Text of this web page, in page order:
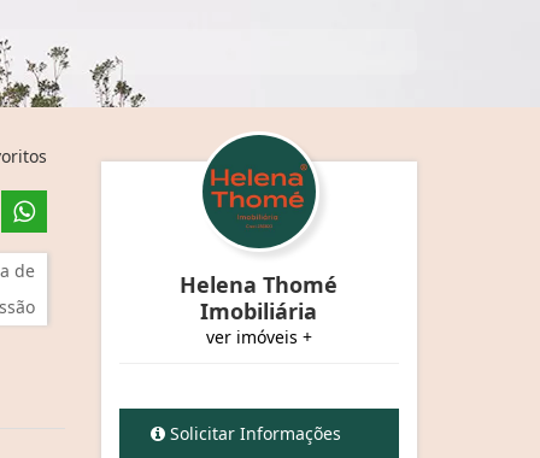
de
Helena Thomé
Imobiliária
ver imóveis +
Solicitar Informações